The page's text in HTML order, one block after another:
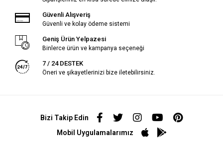
Güvenli Alışveriş
Güvenli ve kolay ödeme sistemi
Geniş Ürün Yelpazesi
Binlerce ürün ve kampanya seçeneği
7 / 24 DESTEK
Öneri ve şikayetlerinizi bize iletebilirsiniz.
Bizi Takip Edin
Mobil Uygulamalarımız